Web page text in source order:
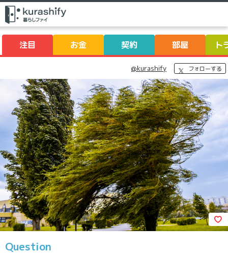
注目 お金 契約 部屋 ト
@kurashify フォローする
Question